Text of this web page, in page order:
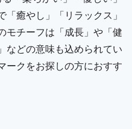
「癒やし」「リラックス」
モチーフは「成長」や「健
などの意味も込められてい
ークをお探しの方におすす